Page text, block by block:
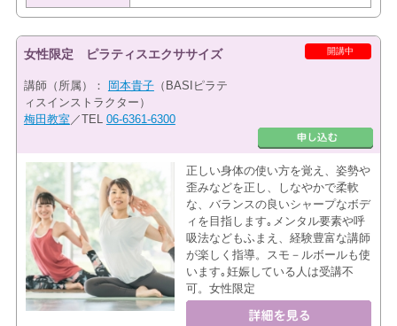
開講中
女性限定 ピラティスエクササイズ
講師（所属）： 岡本貴子（BASIピラテ
ィスインストラクター）
梅田教室 ／TEL 06-6361-6300
正しい身体の使い方を覚え、姿勢や
歪みなどを正し、しなやかで柔軟
な、バランスの良いシャープなボデ
ィを目指します｡メンタル要素や呼
吸法などもふまえ、経験豊富な講師
が楽しく指導。スモ－ルボールも使
います｡妊娠している人は受講不
可。女性限定